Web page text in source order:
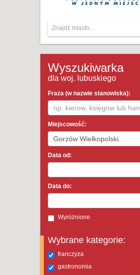
Znajdź miasto...
Wyszukiwarka
dla woj. lubuskiego
Fraza (w nazwie stanowiska):
Miejscowość:
Data od:
Data do:
Wyróżnione
Wybrane kategorie:
franczyza
gastronomia